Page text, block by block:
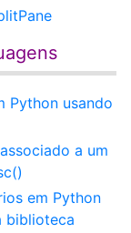
Python usando
a um
em Python
biblioteca